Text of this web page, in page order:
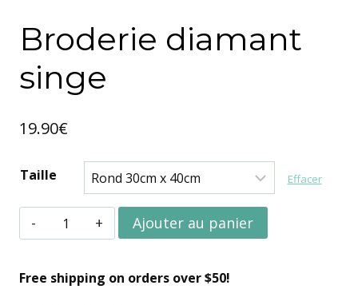
Broderie diamant
singe
19.90€
Taille Effacer
quantité
de
Broderie
Ajouter au panier
Free shipping on orders over $50!